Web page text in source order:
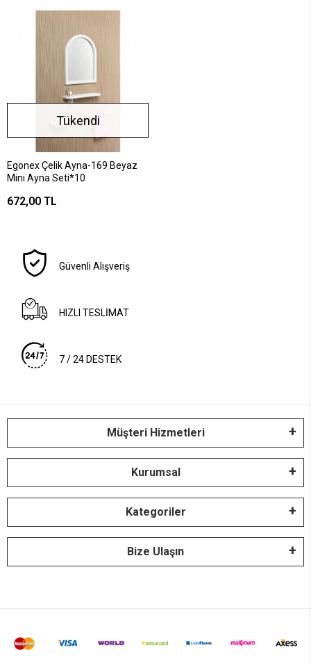
Tükendi
Egonex Çelik Ayna-169 Beyaz
Mini Ayna Seti*10
672,00 TL
Güvenli Alışveriş
HIZLI TESLİMAT
7 / 24 DESTEK
Müşteri Hizmetleri
Kurumsal
Kategoriler
Bize Ulaşın